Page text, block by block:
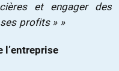
et engager des
profits » »
l’entreprise